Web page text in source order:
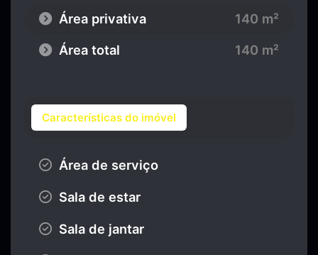
Área privativa
140 m²
Área total
140 m²
Características do imóvel
Área de serviço
Sala de estar
Sala de jantar